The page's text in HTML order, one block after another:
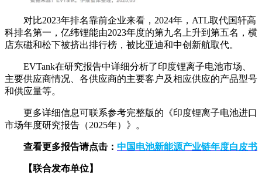
对比2023年排名靠前企业来看，2024年，ATL取代国轩高
科排名第一，亿纬锂能由2023年度的第九名上升到第五名，横
店东磁和松下被挤出排行榜，被比亚迪和中创新航取代。
EVTank在研究报告中详细分析了印度锂离子电池市场、
主要供应商情况、各供应商的主要客户及相应供应的产品型号
和供应量等。
更多详细信息可联系参考完整版的《印度锂离子电池进口
市场年度研究报告（2025年）》。
查看更多报告请点击： 中国电池新能源产业链年度白皮书
【联合发布单位】